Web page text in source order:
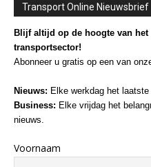
Transport Online Nieuwsbrief
Blijf altijd op de hoogte van
transportsector!
Abonneer u gratis op een van
Nieuws: Elke werkdag het laatste
Business: Elke vrijdag het
nieuws.
Voornaam